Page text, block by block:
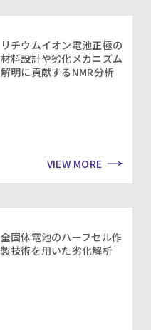
リチウムイオン電池正極の
材料設計や劣化メカニズム
解明に貢献するNMR分析
VIEW MORE
全固体電池のハーフセル作
製技術を用いた劣化解析